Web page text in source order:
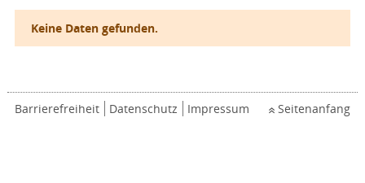
Keine Daten gefunden.
Barrierefreiheit Datenschutz Impressum Seitenanfang